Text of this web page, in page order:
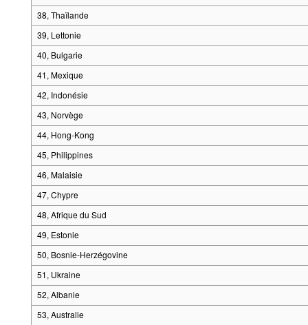
38, Thaïlande
39, Lettonie
40, Bulgarie
41, Mexique
42, Indonésie
43, Norvège
44, Hong-Kong
45, Philippines
46, Malaisie
47, Chypre
48, Afrique du Sud
49, Estonie
50, Bosnie-Herzégovine
51, Ukraine
52, Albanie
53, Australie